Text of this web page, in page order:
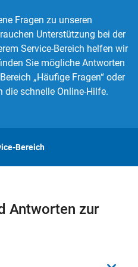
Fragen zu unseren
Unterstützung bei der
Service-Bereich helfen wir
Sie mögliche Antworten
„Häufige Fragen“ oder
die schnelle Online-Hilfe.
Bereich
Antworten zur